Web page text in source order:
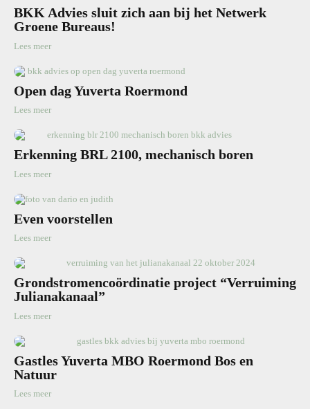
BKK Advies sluit zich aan bij het Netwerk
Groene Bureaus!
Lees meer
Open dag Yuverta Roermond
Lees meer
Erkenning BRL 2100, mechanisch boren
Lees meer
Even voorstellen
Lees meer
Grondstromencoördinatie project “Verruiming
Julianakanaal”
Lees meer
Gastles Yuverta MBO Roermond Bos en
Natuur
Lees meer